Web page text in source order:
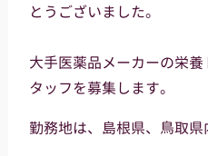
とうございました。
大手医薬品メーカーの栄
タッフを募集します。
勤務地は、島根県、鳥取県